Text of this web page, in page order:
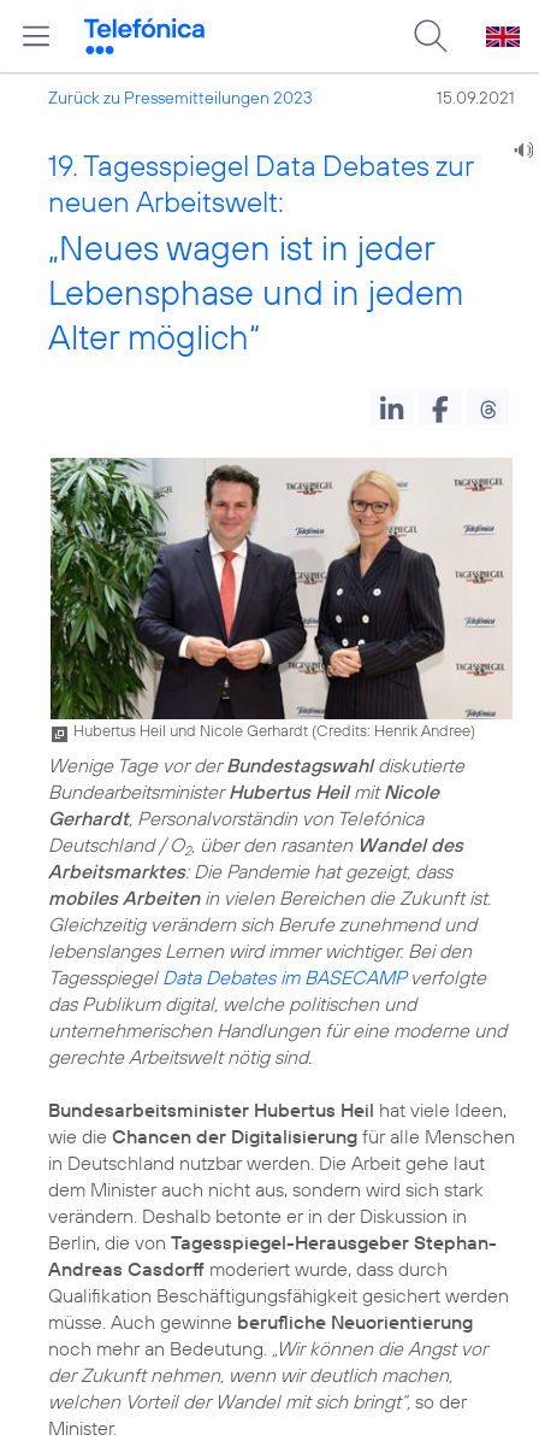
Zurück zu Pressemitteilungen 2023 15.09.2021
19. Tagesspiegel Data Debates zur
neuen Arbeitswelt:
„Neues wagen ist in jeder
Lebensphase und in jedem
Alter möglich“
Hubertus Heil und Nicole Gerhardt (Credits: Henrik Andree)
Wenige Tage vor derBundestagswahldiskutierte
BundearbeitsministerHubertus HeilmitNicole
Gerhardt, Personalvorständin von Telefónica
Deutschland / O2, über den rasanten Wandel des
Arbeitsmarktes: Die Pandemie hat gezeigt, dass
mobiles Arbeitenin vielen Bereichen die Zukunft ist.
Gleichzeitig verändern sich Berufe zunehmend und
lebenslanges Lernen wird immer wichtiger. Bei den
Tagesspiegel Data Debates im BASECAMPverfolgte
das Publikum digital, welche politischen und
unternehmerischen Handlungen für eine moderne und
gerechte Arbeitswelt nötig sind.
Bundesarbeitsminister Hubertus Heil hat viele Ideen,
wie die Chancen der Digitalisierung für alle Menschen
in Deutschland nutzbar werden. Die Arbeit gehe laut
dem Minister auch nicht aus, sondern wird sich stark
verändern. Deshalb betonte er in der Diskussion in
Berlin, die von Tagesspiegel-Herausgeber Stephan-
Andreas Casdorff moderiert wurde, dass durch
Qualifikation Beschäftigungsfähigkeit gesichert werden
müsse. Auch gewinne berufliche Neuorientierung
noch mehr an Bedeutung.
„Wir können die Angst vor
der Zukunft nehmen, wenn wir deutlich machen,
welchen Vorteil der Wandel mit sich bringt“, so der
Minister.